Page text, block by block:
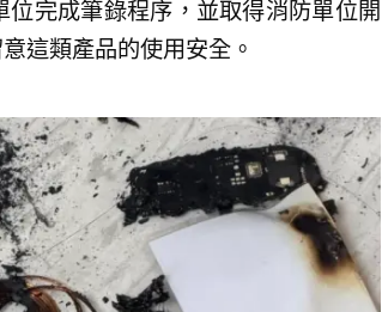
完成筆錄程序，並取得消防單位開
這類產品的使用安全。